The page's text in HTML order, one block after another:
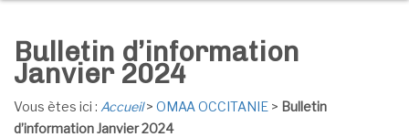
Bulletin d’information
Janvier 2024
Vous ètes ici : Accueil> OMAA OCCITANIE > Bulletin
d’information Janvier 2024